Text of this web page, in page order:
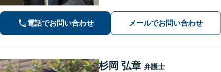
電話でお問い合わせ メールでお問い合わせ
杉岡 弘章 弁護士